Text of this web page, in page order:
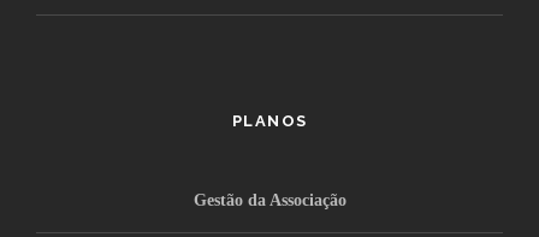
PLANOS
Gestão da Associação